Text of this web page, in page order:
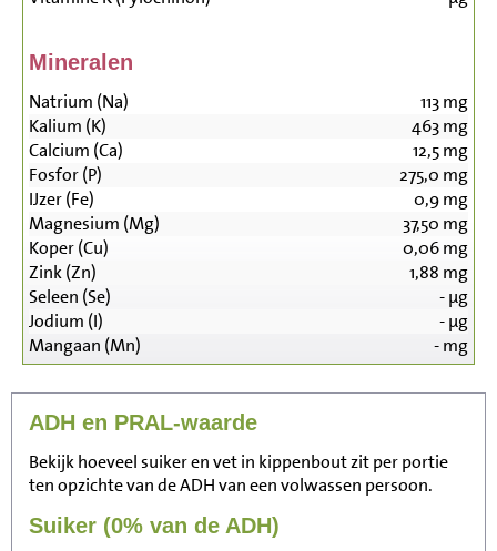
Mineralen
Natrium (Na) 113mg
Kalium (K)
463mg
Calcium (Ca)
12,5mg
Fosfor (P)
275,0 mg
IJzer (Fe)
0,9mg
Magnesium (Mg)
37,50 mg
Koper (Cu)
0,06mg
Zink (Zn)
1,88 mg
Seleen (Se)
-µg
Jodium (I)
-µg
Mangaan (Mn)
-mg
ADH en PRAL-waarde
Bekijk hoeveel suiker en vet in kippenbout zit per portie
ten opzichte van de ADH van een volwassen persoon.
Suiker (0% van de ADH)